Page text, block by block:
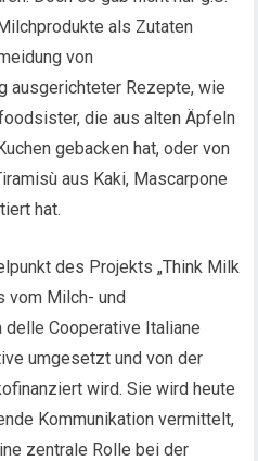
als Zutaten
von
ausgerichteter Rezepte, wie
die aus alten Äpfeln
gebacken hat, oder von
aus Kaki, Mascarpone
hat.
des Projekts „Think Milk
vom Milch- und
Cooperative Italiane
umgesetzt und von der
wird. Sie wird heute
Kommunikation vermittelt,
zentrale Rolle bei der